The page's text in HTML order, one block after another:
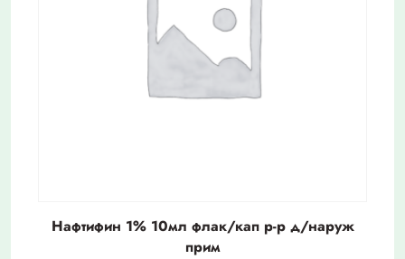
Нафтифин 1% 10мл флак/кап р-р д/наруж
прим